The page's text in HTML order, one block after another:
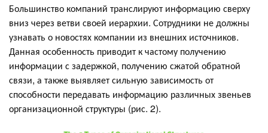
Большинство компаний транслируют информацию сверху
вниз через ветви своей иерархии. Сотрудники не должны
узнавать о новостях компании из внешних источников.
Данная особенность приводит к частому получению
информации с задержкой, получению сжатой обратной
связи, а также выявляет сильную зависимость от
способности передавать информацию различных звеньев
организационной структуры (рис. 2).